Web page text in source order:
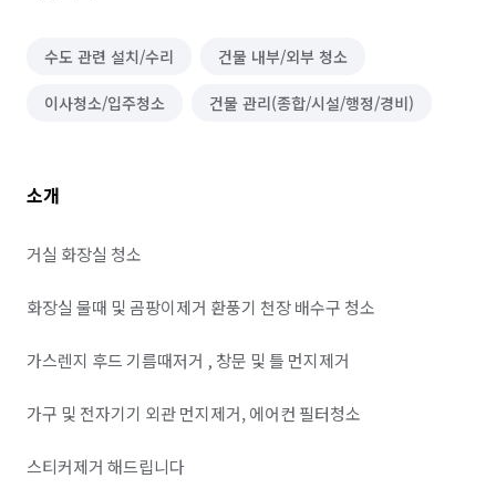
수도 관련 설치/수리 건물 내부/외부 청소
이사청소/입주청소 건물 관리(종합/시설/행정/경비)
소개
거실 화장실 청소
화장실 물때 및 곰팡이제거 환풍기 천장 배수구 청소
가스렌지 후드 기름때저거 , 창문 및 틀 먼지제거
가구 및 전자기기 외관 먼지제거, 에어컨 필터청소
스티커제거 해드립니다